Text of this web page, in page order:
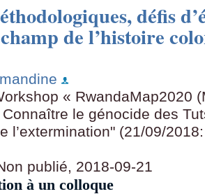
défis
de l’histoire
« RwandaMap2020
le génocide des
l’extermination" (21/09/
publié, 2018-09-21
à un colloque